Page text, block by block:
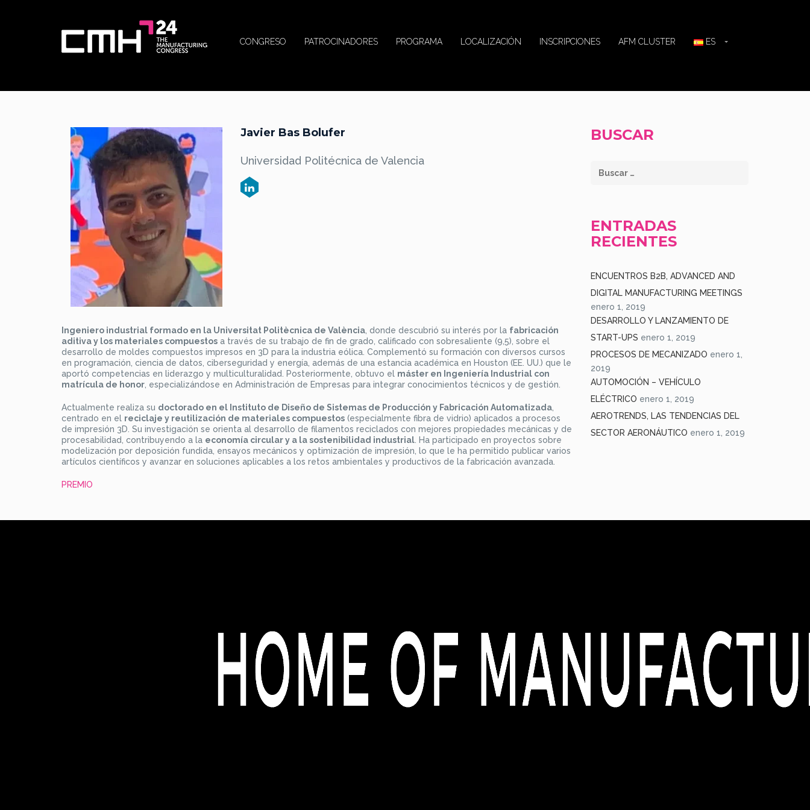
CONGRESO PATROCINADORES PROGRAMA LOCALIZACIÓN INSCRIPCIONES AFM CLUSTER ES
Javier Bas Bolufer
Universidad Politécnica de Valencia
Ingeniero industrial formado en la Universitat Politècnica de València , donde descubrió su interés por la fabricación
aditiva y los materiales compuestos a través de su trabajo de fin de grado, calificado con sobresaliente (9,5), sobre el
desarrollo de moldes compuestos impresos en 3D para la industria eólica. Complementó su formación con diversos cursos
en programación, ciencia de datos, ciberseguridad y energía, además de una estancia académica en Houston (EE. UU.) que le
aportó competencias en liderazgo y multiculturalidad. Posteriormente, obtuvo el máster en Ingeniería Industrial con
matrícula de honor , especializándose en Administración de Empresas para integrar conocimientos técnicos y de gestión.
Actualmente realiza su doctorado en el Instituto de Diseño de Sistemas de Producción y Fabricación Automatizada
centrado en el reciclaje y reutilización de materiales compuestos (especialmente fibra de vidrio) aplicados a procesos
de impresión 3D. Su investigación se orienta al desarrollo de filamentos reciclados con mejores propiedades mecánicas y de
procesabilidad, contribuyendo a la economía circular y a la sostenibilidad industrial . Ha participado en proyectos sobre
modelización por deposición fundida, ensayos mecánicos y optimización de impresión, lo que le ha permitido publicar varios
artículos científicos y avanzar en soluciones aplicables a los retos ambientales y productivos de la fabricación avanzada.
PREMIO
BUSCAR
ENTRADAS
RECIENTES
ENCUENTROS B2B, ADVANCED AND
DIGITAL MANUFACTURING MEETINGS
enero 1, 2019
DESARROLLO Y LANZAMIENTO DE
START-UPS enero 1, 2019
PROCESOS DE MECANIZADO enero 1,
2019
AUTOMOCIÓN – VEHÍCULO
ELÉCTRICO enero 1, 2019
AEROTRENDS, LAS TENDENCIAS DEL
SECTOR AERONÁUTICO enero 1, 2019